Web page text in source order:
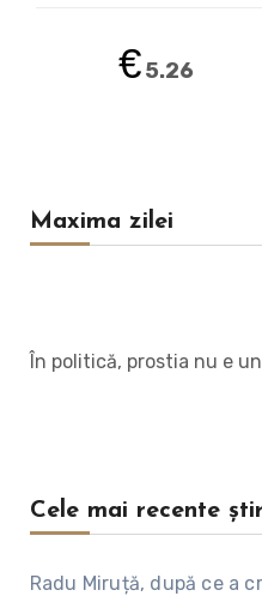
€5.26
Maxima zilei
În politică, prostia nu e
Cele mai recente
Radu Miruță, după ce a